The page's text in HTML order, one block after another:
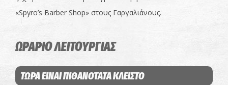
«Spyro’s Barber Shop» στους Γαργαλιάνους.
ΩΡΑΡΙΟ ΛΕΙΤΟΥΡΓΙΑΣ
ΤΩΡΑ ΕΙΝΑΙ ΠΙΘΑΝΟΤΑΤΑ ΚΛΕΙΣΤΟ